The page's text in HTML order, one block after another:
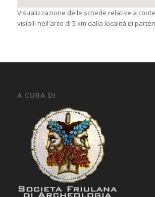
Visualizzazione delle schede relative a
visibili nell'arco di 5 km dalla località di
A CURA DI